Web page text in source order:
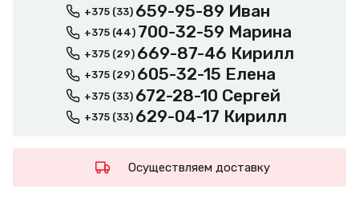
+375 (33) 659-95-89 Иван
+375 (44) 700-32-59 Марина
+375 (29) 669-87-46 Кирилл
+375 (29) 605-32-15 Елена
+375 (33) 672-28-10 Сергей
+375 (33) 629-04-17 Кирилл
Осуществляем доставку